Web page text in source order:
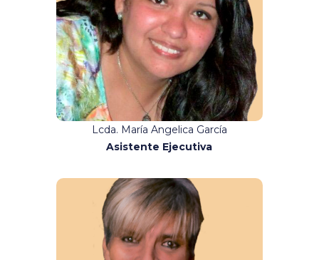
Contacto:
asistentededireccion@binario.com.
ec
Lcda. María Angelica García
Asistente Ejecutiva
Contacto: